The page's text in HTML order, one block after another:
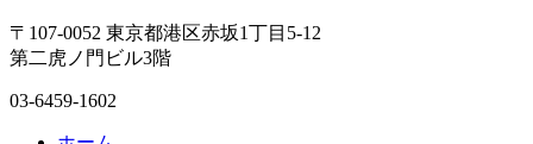
〒107-0052 東京都港区赤坂1丁目5-12
第二虎ノ門ビル3階
03-6459-1602